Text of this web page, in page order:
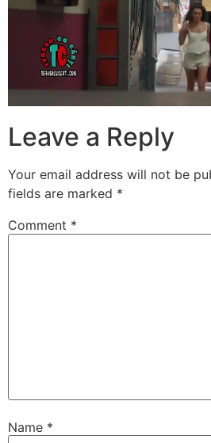
Leave a Reply
Your email address will not be
fields are marked *
Comment *
Name *